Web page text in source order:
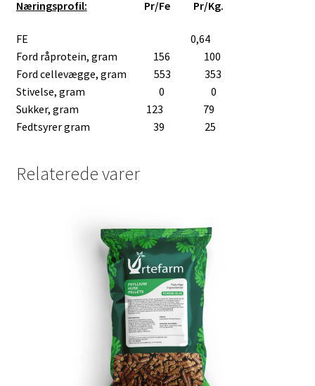
Næringsprofil: Pr/Fe Pr/Kg.
FE 0,64
Ford råprotein, gram 156 100
Ford cellevægge, gram 553 353
Stivelse, gram 0 0
Sukker, gram 123 79
Fedtsyrer gram 39 25
Relaterede varer